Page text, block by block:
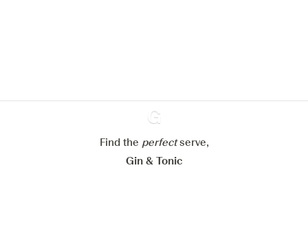
Ginventory
Find the perfectserve,
Gin & Tonic